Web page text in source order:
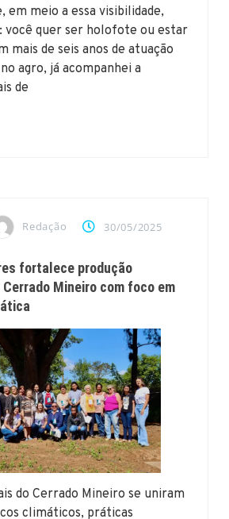
em meio a essa visibilidade,
você quer ser holofote ou estar
mais de seis anos de atuação
agro, já acompanhei a
de
Redação 30/05/2025
fortalece produção
Mineiro com foco em
do Cerrado Mineiro se uniram
climáticos, práticas